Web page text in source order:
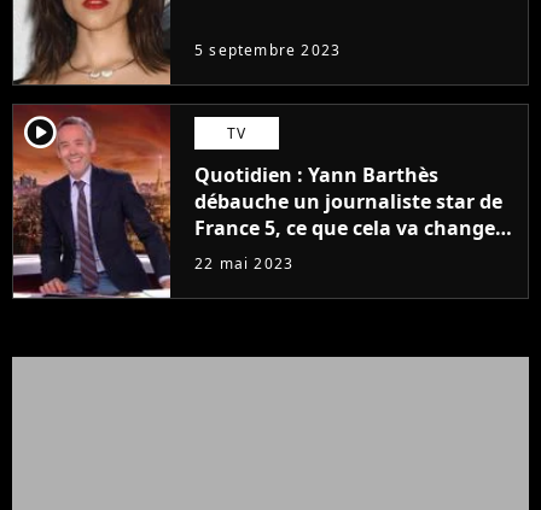
5 septembre 2023
player2 TV
Quotidien : Yann Barthès
débauche un journaliste star de
France 5, ce que cela va changer
à la rentrée
22 mai 2023